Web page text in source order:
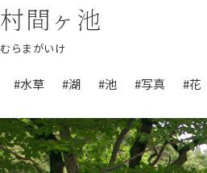
村間ヶ池
むらまがいけ
#水草 #湖 #池 #写真 #花